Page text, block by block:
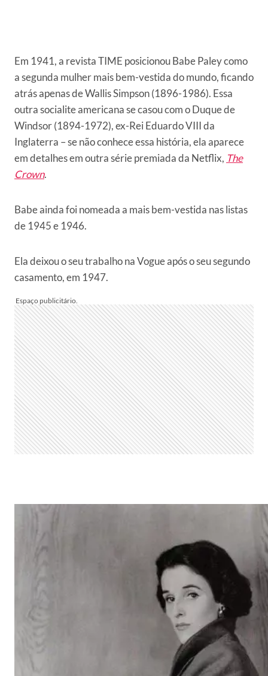
Em 1941, a revista TIME posicionou Babe Paley como
a segunda mulher mais bem-vestida do mundo, ficando
atrás apenas de Wallis Simpson (1896-1986). Essa
outra socialite americana se casou com o Duque de
Windsor (1894-1972), ex-Rei Eduardo VIII da
Inglaterra – se não conhece essa história, ela aparece
em detalhes em outra série premiada da Netflix, The
Crown.
Babe ainda foi nomeada a mais bem-vestida nas listas
de 1945 e 1946.
Ela deixou o seu trabalho na Vogue após o seu segundo
casamento, em 1947.